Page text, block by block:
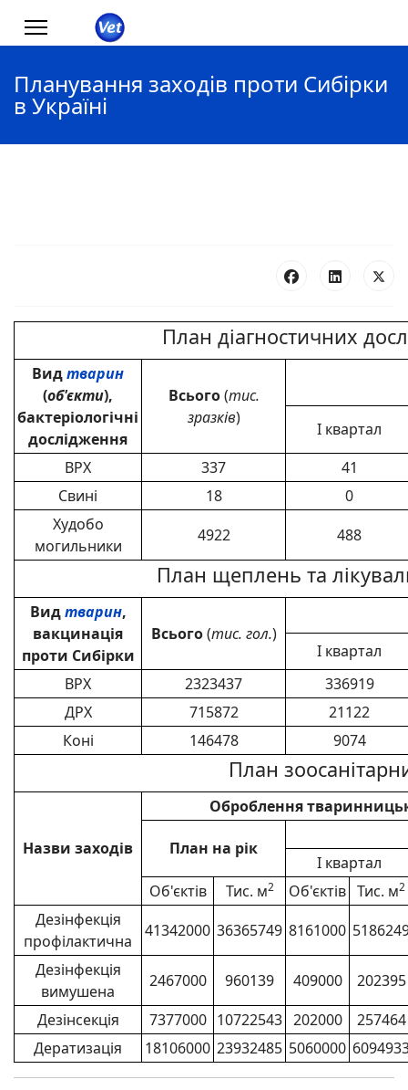
Планування заходів проти Сибірки
в Україні
План діагностичних
Видтварин
(об'єкти),
бактеріологічні
дослідження
Всього(тис.
зразків)
I квартал
ВРХ
337
41
Свині
18
0
Худобо
могильники
4922 488
План щеплень та
Видтварин,
вакцинація
проти Сибірки
Всього(тис. гол.)
I квартал
ВРХ
2323437
336919
ДРХ
715872
21122
Коні
146478 9074
План
Назви заходів
Оброблення
План на рік
I квартал
Об'єктів
Тис. м2 Об'єктів Тис. м2
Дезінфекція
профілактична
41342000 36365749 8161000
Дезінфекція
вимушена
2467000 960139 409000
202395
Дезінсекція
7377000 10722543 202000
257464
Дератизація
18106000 23932485 5060000